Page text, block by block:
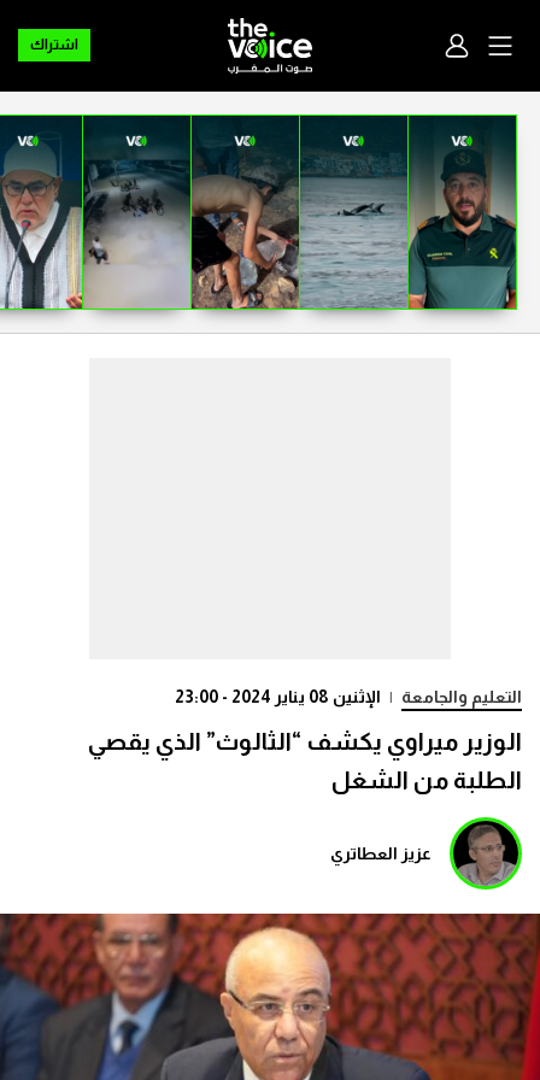
اشتراك
التعليم والجامعة | الإثنين 08 يناير 2024 - 23:00
الوزير ميراوي يكشف “الثالوث” الذي يقصي
الطلبة من الشغل
عزيز العطاتري